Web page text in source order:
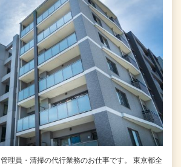
理員・清掃の代行業務のお仕事です。 東京都全